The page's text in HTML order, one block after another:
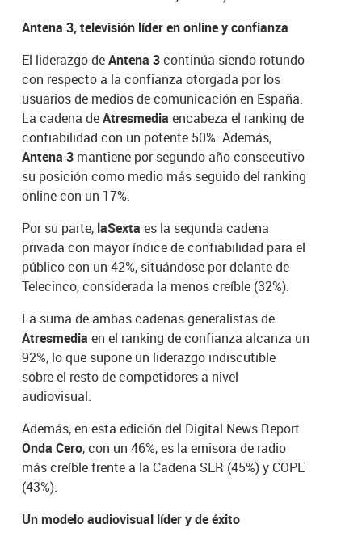
Antena 3, televisión líder en online y confianza
El liderazgo deAntena 3continúa siendo rotundo
con respecto a la confianza otorgada por los
usuarios de medios de comunicación en España.
La cadena deAtresmediaencabeza el ranking de
confiabilidad con un potente 50%. Además,
Antena 3 mantiene por segundo año consecutivo
su posición como medio más seguido del ranking
online con un 17%.
Por su parte, laSexta es la segunda cadena
privada con mayor índice de confiabilidad para el
público con un 42%, situándose por delante de
Telecinco, considerada la menos creíble (32%).
La suma de ambas cadenas generalistas de
Atresmedia en el ranking de confianza alcanza un
92%, lo que supone un liderazgo indiscutible
sobre el resto de competidores a nivel
audiovisual.
Además, en esta edición del Digital News Report
Onda Cero, con un 46%, es la emisora de radio
más creíble frente a la Cadena SER (45%) y COPE
(43%).
Un modelo audiovisual líder y de éxito